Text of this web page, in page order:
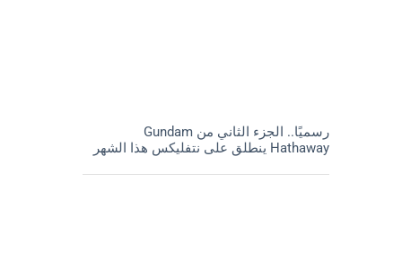
رسميًا.. الجزء الثاني من Gundam
Hathaway ينطلق على نتفليكس هذا الشهر